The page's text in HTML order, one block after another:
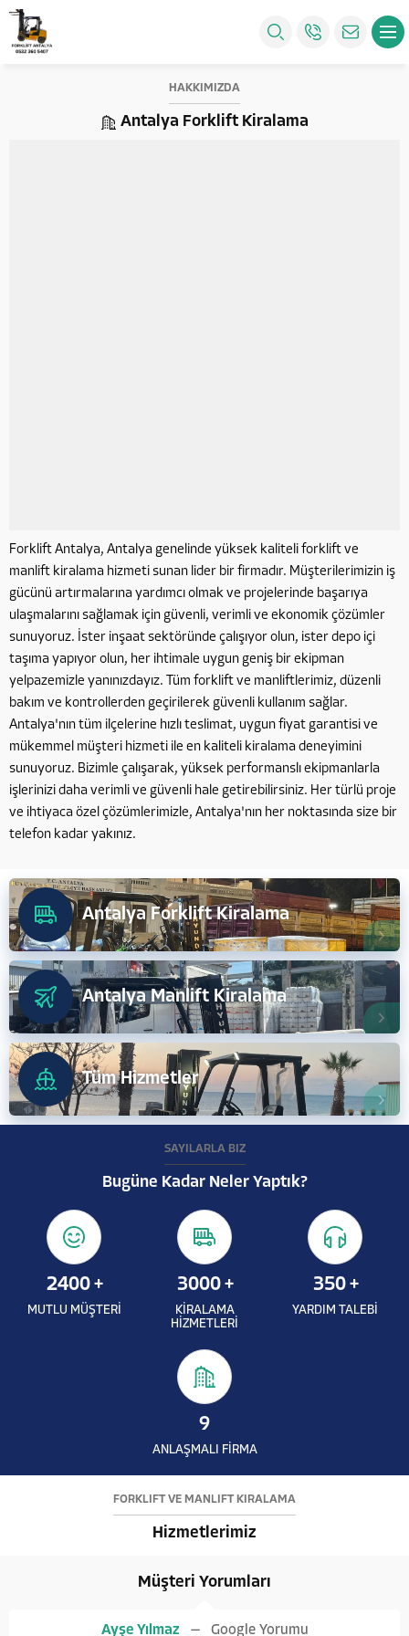
HAKKIMIZDA
Antalya Forklift Kiralama
Forklift Antalya, Antalya genelinde yüksek kaliteli forklift ve
manlift kiralama hizmeti sunan lider bir firmadır. Müşterilerimizin iş
gücünü artırmalarına yardımcı olmak ve projelerinde başarıya
ulaşmalarını sağlamak için güvenli, verimli ve ekonomik çözümler
sunuyoruz. İster inşaat sektöründe çalışıyor olun, ister depo içi
taşıma yapıyor olun, her ihtimale uygun geniş bir ekipman
yelpazemizle yanınızdayız. Tüm forklift ve manliftlerimiz, düzenli
bakım ve kontrollerden geçirilerek güvenli kullanım sağlar.
Antalya'nın tüm ilçelerine hızlı teslimat, uygun fiyat garantisi ve
mükemmel müşteri hizmeti ile en kaliteli kiralama deneyimini
sunuyoruz. Bizimle çalışarak, yüksek performanslı ekipmanlarla
işlerinizi daha verimli ve güvenli hale getirebilirsiniz. Her türlü proje
ve ihtiyaca özel çözümlerimizle, Antalya'nın her noktasında size bir
telefon kadar yakınız.
Antalya Forklift Kiralama
Antalya Manlift Kiralama
Tüm Hizmetler
SAYILARLA BİZ
Bugüne Kadar Neler Yaptık?
2400+
MUTLU MÜŞTERİ
3000+
KİRALAMA
HİZMETLERİ
350+
YARDIM TALEBİ
9
ANLAŞMALI FİRMA
FORKLİFT VE MANLİFT KİRALAMA
Hizmetlerimiz
Müşteri Yorumları
Ayşe Yılmaz Google Yorumu